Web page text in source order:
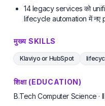
14 legacy services को
lifecycle automation में नए
मुख्य SKILLS
Klaviyo or HubSpot
शिक्षा (EDUCATION)
B.Tech Computer Science ·